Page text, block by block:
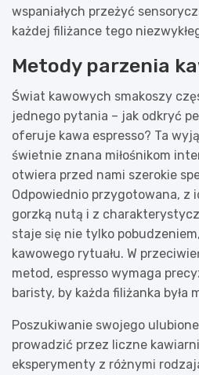
wspaniałych przeżyć
każdej filiżance tego
Metody parzenia
Świat kawowych smakoszy
jednego pytania – jak odkryć
oferuje kawa espresso? Ta
świetnie znana miłośnikom
otwiera przed nami szerokie
Odpowiednio przygotowana, z
gorzką nutą i z
staje się nie tylko
kawowego rytuału. W
metod, espresso wymaga
baristy, by każda filiżanka była
Poszukiwanie swojego
prowadzić przez liczne
eksperymenty z różnymi